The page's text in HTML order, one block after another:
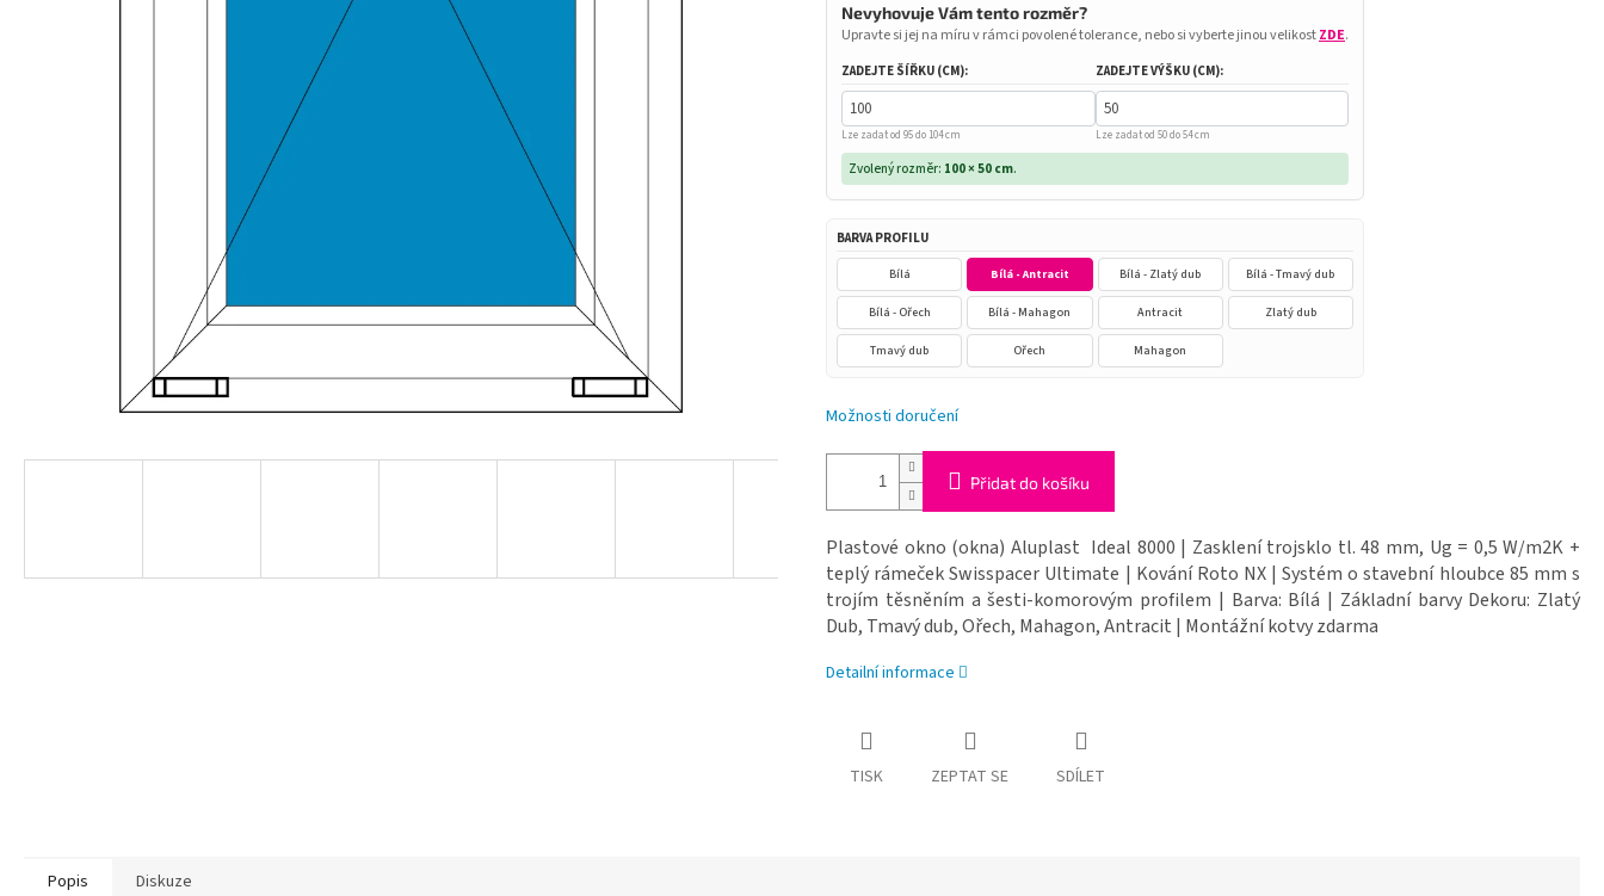
Nevyhovuje Vám tento rozměr?
Upravte si jej na míru v rámci povolené tolerance, nebo si vyberte jinou velikostZDE.
ZADEJTE ŠÍŘKU (CM):
Lze zadat od 95 do 104 cm
ZADEJTE VÝŠKU (CM):
Lze zadat od 50 do 54 cm
Zvolený rozměr: 100 × 50 cm.
BARVA PROFILU
Bílá Bílá - Antracit Bílá - Zlatý dub Bílá - Tmavý dub
Bílá - Ořech Bílá - Mahagon Antracit Zlatý dub
Tmavý dub Ořech Mahagon
Možnosti doručení
Přidat do košíku
Plastové okno (okna) Aluplast Ideal 8000 | Zasklení trojsklo tl. 48 mm, Ug = 0,5 W/m2K +
teplý rámeček Swisspacer Ultimate | Kování Roto NX | Systém o stavební hloubce 85 mm s
trojím těsněním a šesti-komorovým profilem | Barva: Bílá | Základní barvy Dekoru: Zlatý
Dub, Tmavý dub, Ořech, Mahagon, Antracit | Montážní kotvy zdarma
Detailní informace
TISK ZEPTAT SE SDÍLET
Popis Diskuze